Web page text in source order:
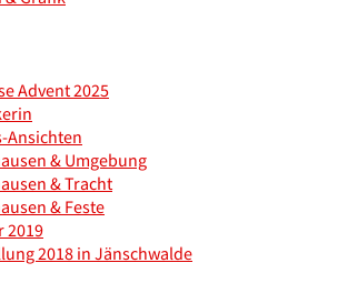
Advent 2025
Ansichten
& Umgebung
& Tracht
& Feste
2019
2018 in Jänschwalde